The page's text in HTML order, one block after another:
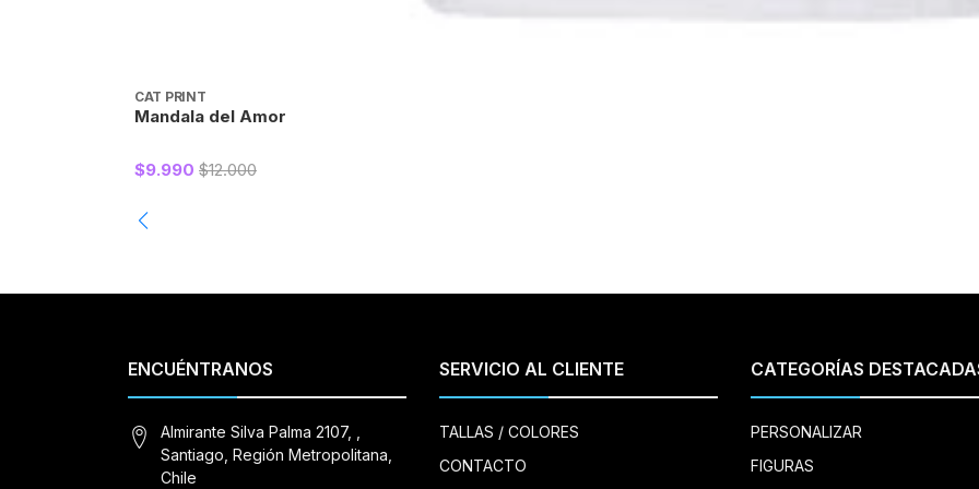
CAT PRINT
Mandala del Amor
$9.990 $12.000
ENCUÉNTRANOS
Almirante Silva Palma 2107, ,
Santiago, Región Metropolitana,
Chile
SERVICIO AL CLIENTE
TALLAS / COLORES
CONTACTO
CATEGORÍAS
PERSONALIZAR
FIGURAS